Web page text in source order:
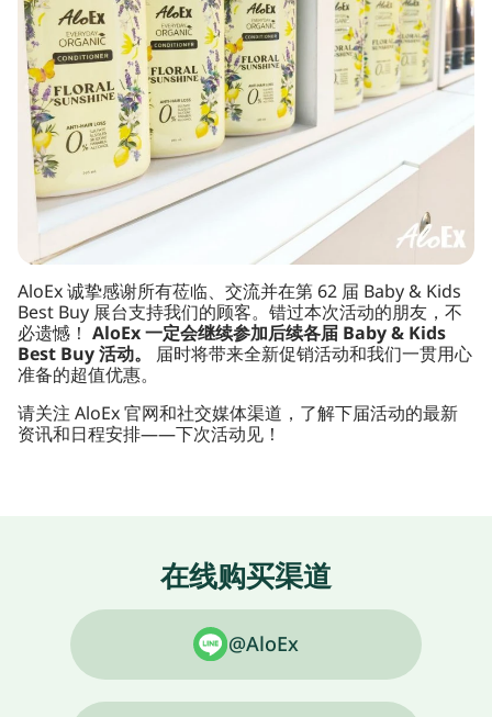
AloEx 诚挚感谢所有莅临、交流并在第 62 届 Baby & Kids
Best Buy 展台支持我们的顾客。错过本次活动的朋友，不
必遗憾！ AloEx 一定会继续参加后续各届 Baby & Kids
Best Buy 活动。 届时将带来全新促销活动和我们一贯用心
准备的超值优惠。
请关注 AloEx 官网和社交媒体渠道，了解下届活动的最新
资讯和日程安排——下次活动见！
在线购买渠道
@AloEx